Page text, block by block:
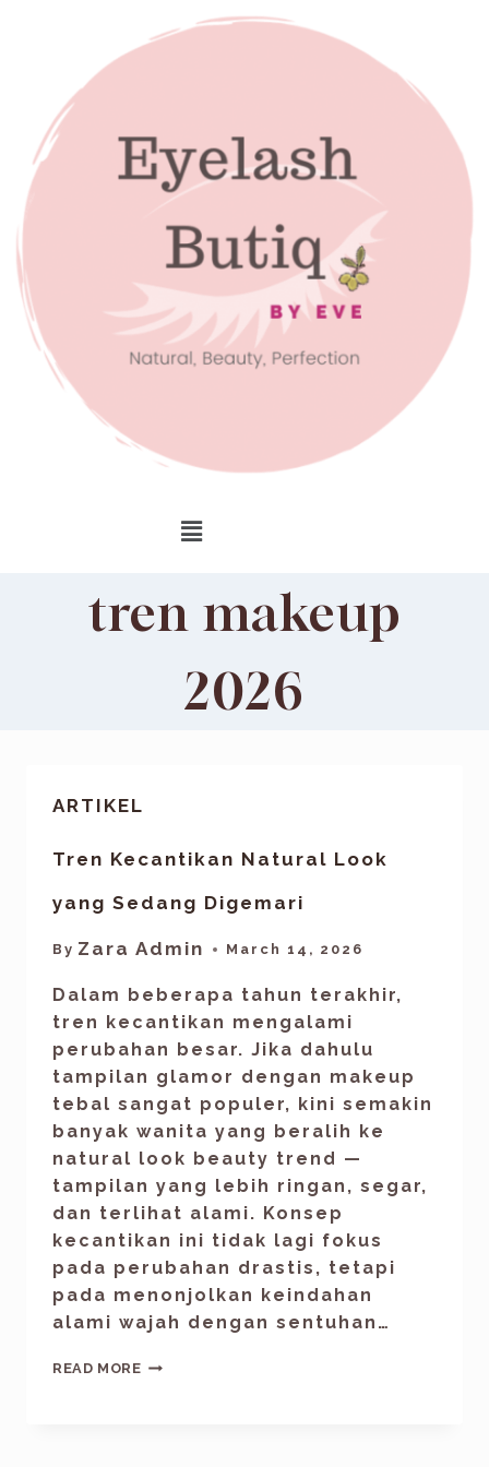
tren makeup
2026
ARTIKEL
Tren Kecantikan Natural Look
yang Sedang Digemari
By Zara Admin March 14, 2026
Dalam beberapa tahun terakhir,
tren kecantikan mengalami
perubahan besar. Jika dahulu
tampilan glamor dengan makeup
tebal sangat populer, kini semakin
banyak wanita yang beralih ke
natural look beauty trend —
tampilan yang lebih ringan, segar,
dan terlihat alami. Konsep
kecantikan ini tidak lagi fokus
pada perubahan drastis, tetapi
pada menonjolkan keindahan
alami wajah dengan sentuhan…
READ MORE